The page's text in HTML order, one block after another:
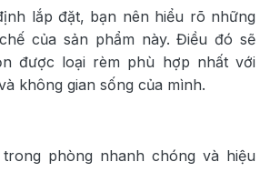
lắp đặt, bạn nên hiểu rõ những
của sản phẩm này. Điều đó sẽ
được loại rèm phù hợp nhất với
không gian sống của mình.
phòng nhanh chóng và hiệu